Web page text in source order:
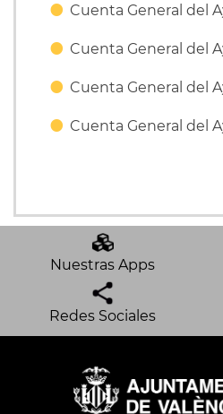
Cuenta General del
Cuenta General del
Cuenta General del
Cuenta General del
Nuestras Apps
Redes Sociales